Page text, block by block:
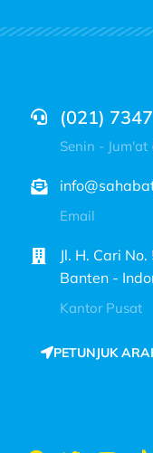
(021)
Senin - Jum'at
Email
Jl. H. Cari
Banten -
Kantor Pusat
PETUNJUK